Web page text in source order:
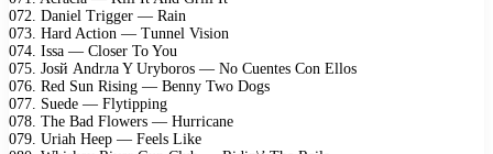
072. Daniel Trigger — Rain
073. Hard Action — Tunnel Vision
074. Issa — Closer To You
075. Josй Andrлa Y Urуboros — No Cuentes Con Ellos
076. Red Sun Rising — Benny Two Dogs
077. Suede — Flytipping
078. The Bad Flowers — Hurricane
079. Uriah Heep — Feels Like